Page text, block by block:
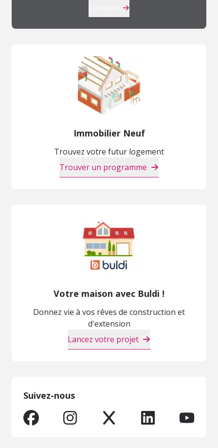
Immobilier Neuf
Trouvez votre futur logement
Trouver un programme
Votre maison avec Buldi !
Donnez vie à vos rêves de construction et
d'extension
Lancez votre projet
Suivez-nous